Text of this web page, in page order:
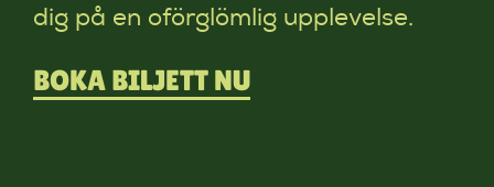
dig på en oförglömlig upplevelse.
BOKA BILJETT NU